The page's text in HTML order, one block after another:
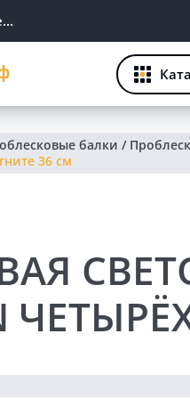
балки /
36 см